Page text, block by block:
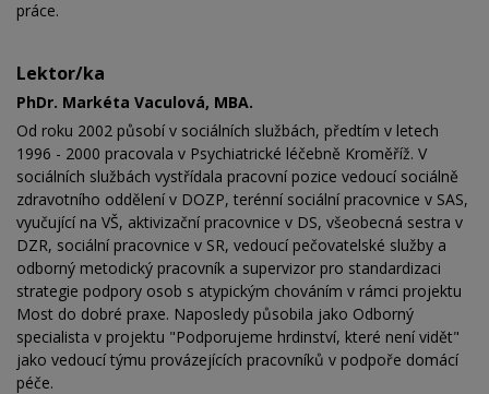
práce.
Lektor/ka
PhDr. Markéta Vaculová, MBA.
Od roku 2002 působí v sociálních službách, předtím v letech
1996 - 2000 pracovala v Psychiatrické léčebně Kroměříž. V
sociálních službách vystřídala pracovní pozice vedoucí sociálně
zdravotního oddělení v DOZP, terénní sociální pracovnice v SAS,
vyučující na VŠ, aktivizační pracovnice v DS, všeobecná sestra v
DZR, sociální pracovnice v SR, vedoucí pečovatelské služby a
odborný metodický pracovník a supervizor pro standardizaci
strategie podpory osob s atypickým chováním v rámci projektu
Most do dobré praxe. Naposledy působila jako Odborný
specialista v projektu "Podporujeme hrdinství, které není vidět"
jako vedoucí týmu provázejících pracovníků v podpoře domácí
péče.